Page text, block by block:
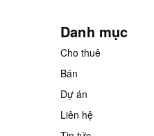
Danh mục
Cho thuê
Bán
Dự án
Liên hệ